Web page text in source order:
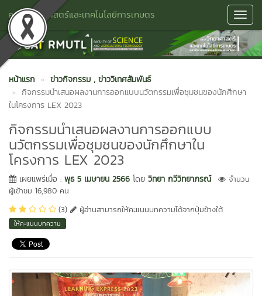
คณะวิทยาศาสตร์และเทคโนโลยีการเกษตร
หน้าแรก ข่าวกิจกรรม , ข่าววิเทศสัมพันธ์
กิจกรรมนำเสนอผลงานการออกแบบนวัตกรรมเพื่อชุมชนของนักศึกษา
ในโครงการ LEX 2023
กิจกรรมนำเสนอผลงานการออกแบบ
นวัตกรรมเพื่อชุมชนของนักศึกษาใน
โครงการ LEX 2023
เผยแพร่เมื่อ : พุธ 5 เมษายน 2566 โดย วิทยา กวีวิทยาภรณ์
จำนวน
ผู้เข้าชม 16,980 คน
(3)
ผู้อ่านสามารถให้คะแนนบทความได้จากปุ่มข้างใต้
ให้คะแนนบทความ